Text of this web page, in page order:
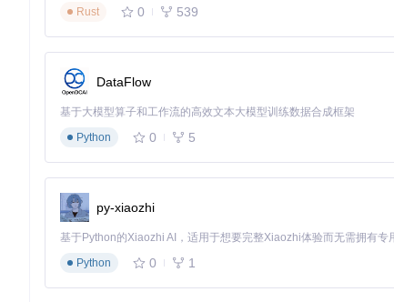
故障排除流程：当时空坐标出现偏差
片段过短→ 增加最小长度值 → 检查结果
分割过多
时间偏移→ 减小Hop Size值 → 检查采样率设置
静音保留过长→ 减小最大静音长度 → 检查结果
实操检验点：选择一段包含背景音乐的人声录音，分别使用
进阶技巧：动态优化时空坐标的专业方法
如何通过动态阈值解决复杂音频分割难题
对于包含多种声音类型的复杂音频，静态阈值往往难以适应
Rust
0 539
DataFlow
基于大模型算子和工作流的高效文本大模型训练数据合成框架
Python
0 5
py-xiaozhi
Python
0 1